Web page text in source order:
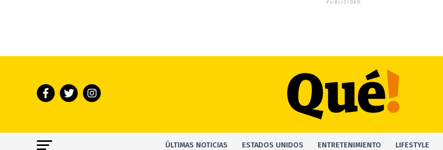
PUBLICIDAD
ÚLTIMAS NOTICIAS ESTADOS UNIDOS ENTRETENIMIENTO LIFESTYLE